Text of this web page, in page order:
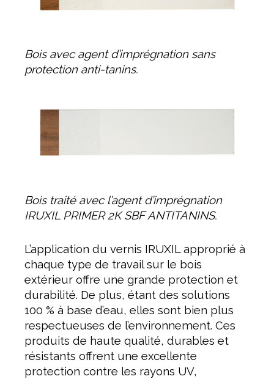
Bois avec agent d’imprégnation sans
protection anti-tanins.
Bois traité avec l’agent d’imprégnation
IRUXIL PRIMER 2K SBF ANTITANINS.
L’application du vernis IRUXIL approprié à
chaque type de travail sur le bois
extérieur offre une grande protection et
durabilité. De plus, étant des solutions
100 % à base d’eau, elles sont bien plus
respectueuses de l’environnement. Ces
produits de haute qualité, durables et
résistants offrent une excellente
protection contre les rayons UV,